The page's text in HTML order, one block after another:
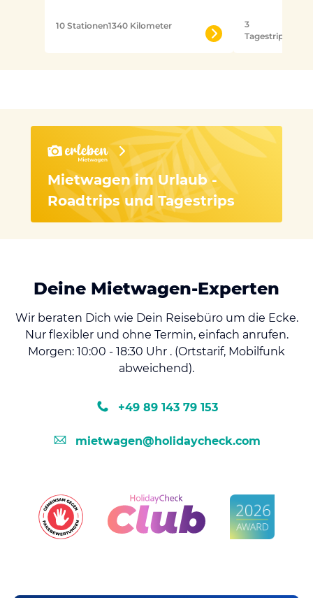
10 Stationen1340 Kilometer
3
Tagestrips
Mietwagen im Urlaub -
Roadtrips und Tagestrips
Deine Mietwagen-Experten
Wir beraten Dich wie Dein Reisebüro um die Ecke.
Nur flexibler und ohne Termin, einfach anrufen.
Morgen: 10:00 - 18:30 Uhr . (Ortstarif, Mobilfunk
abweichend).
+49 89 143 79 153
mietwagen@holidaycheck.com